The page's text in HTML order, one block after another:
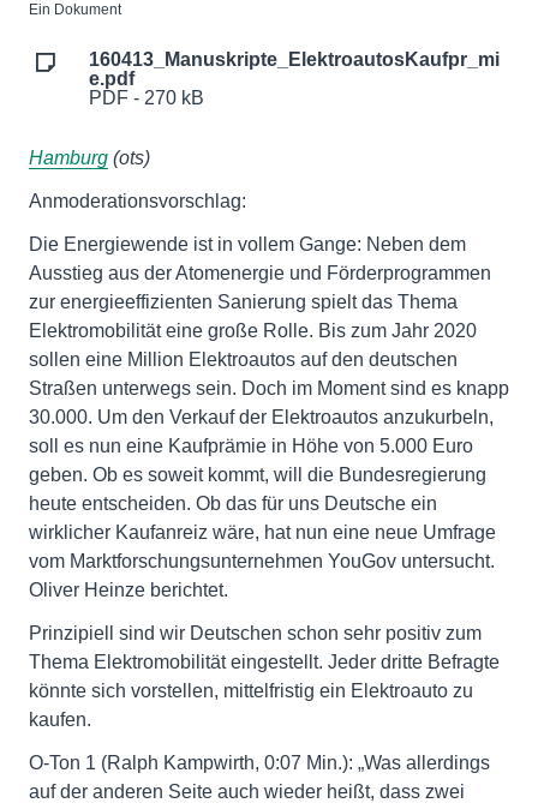
Ein Dokument
160413_Manuskripte_ElektroautosKaufpr_mi
e.pdf
PDF - 270 kB
Hamburg (ots)
Anmoderationsvorschlag:
Die Energiewende ist in vollem Gange: Neben dem
Ausstieg aus der Atomenergie und Förderprogrammen
zur energieeffizienten Sanierung spielt das Thema
Elektromobilität eine große Rolle. Bis zum Jahr 2020
sollen eine Million Elektroautos auf den deutschen
Straßen unterwegs sein. Doch im Moment sind es knapp
30.000. Um den Verkauf der Elektroautos anzukurbeln,
soll es nun eine Kaufprämie in Höhe von 5.000 Euro
geben. Ob es soweit kommt, will die Bundesregierung
heute entscheiden. Ob das für uns Deutsche ein
wirklicher Kaufanreiz wäre, hat nun eine neue Umfrage
vom Marktforschungsunternehmen YouGov untersucht.
Oliver Heinze berichtet.
Prinzipiell sind wir Deutschen schon sehr positiv zum
Thema Elektromobilität eingestellt. Jeder dritte Befragte
könnte sich vorstellen, mittelfristig ein Elektroauto zu
kaufen.
O-Ton 1 (Ralph Kampwirth, 0:07 Min.): „Was allerdings
auf der anderen Seite auch wieder heißt, dass zwei